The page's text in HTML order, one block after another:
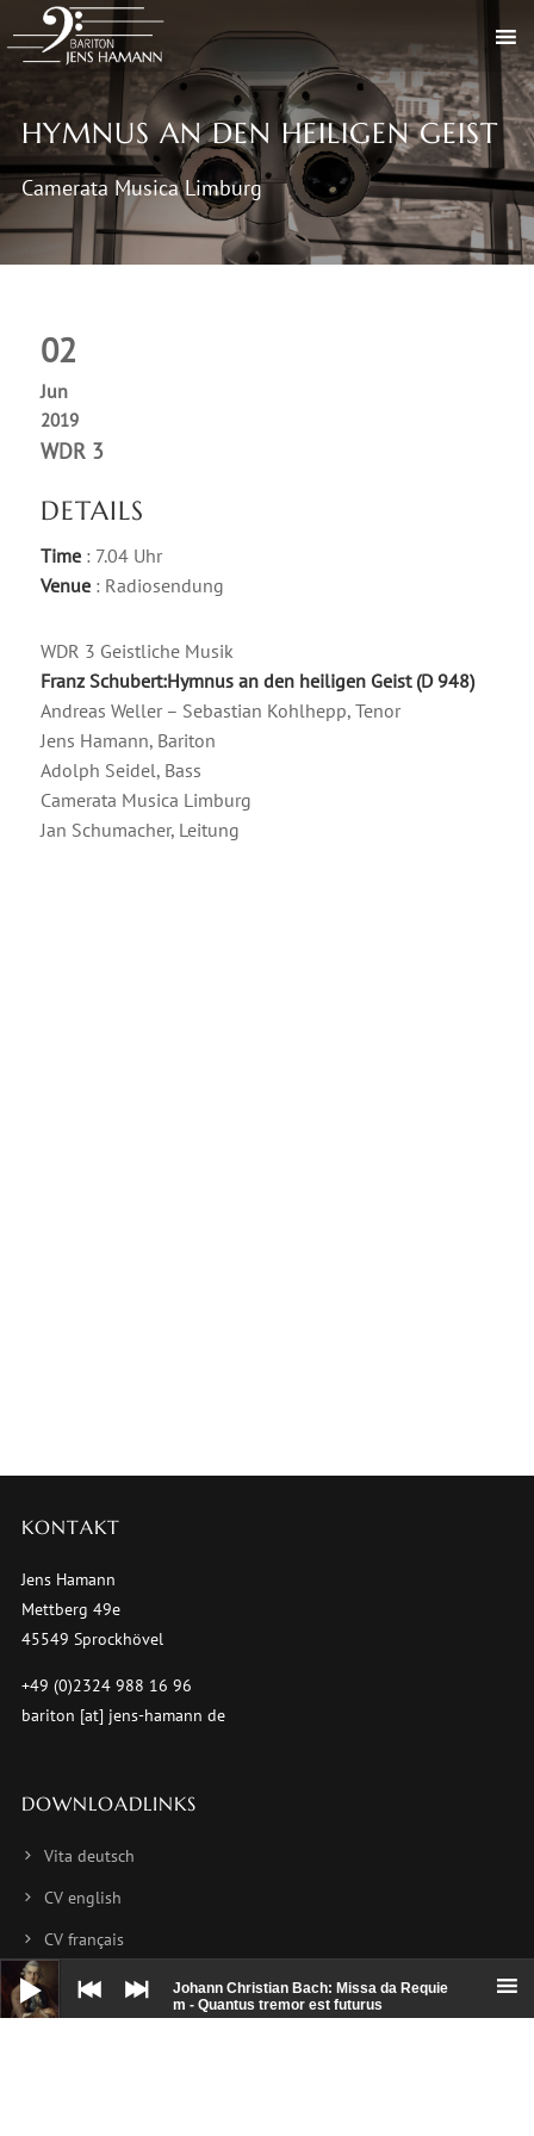
Audio-
Player
Johann Christian Bach: Missa da Requie
m - Quantus tremor est futurus
HYMNUS AN DEN HEILIGEN GEIST
Camerata Musica Limburg
02
Jun
2019
WDR 3
DETAILS
Time : 7.04 Uhr
Venue : Radiosendung
WDR 3 Geistliche Musik
Franz Schubert:Hymnus an den heiligen Geist (D 948)
Andreas Weller – Sebastian Kohlhepp, Tenor
Jens Hamann, Bariton
Adolph Seidel, Bass
Camerata Musica Limburg
Jan Schumacher, Leitung
KONTAKT
Jens Hamann
Mettberg 49e
45549 Sprockhövel
+49 (0)2324 988 16 96
bariton [at] jens-hamann de
DOWNLOADLINKS
Vita deutsch
CV english
CV français
Foto 1
Foto 2